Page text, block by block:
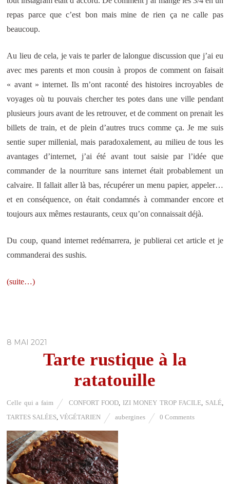
repas parce que c’est bon mais mine de rien ça ne calle pas
beaucoup.
Au lieu de cela, je vais te parler de lalongue discussion que j’ai eu
avec mes parents et mon cousin à propos de comment on faisait
« avant » internet. Ils m’ont raconté des histoires incroyables de
voyages où tu pouvais chercher tes potes dans une ville pendant
plusieurs jours avant de les retrouver, et de comment on prenait les
billets de train, et de plein d’autres trucs comme ça. Je me suis
sentie super millenial, mais paradoxalement, au milieu de tous les
avantages d’internet, j’ai été avant tout saisie par l’idée que
commander de la nourriture sans internet était probablement un
calvaire. Il fallait aller là bas, récupérer un menu papier, appeler…
et en conséquence, on était condamnés à commander encore et
toujours aux mêmes restaurants, ceux qu’on connaissait déjà.
Du coup, quand internet redémarrera, je publierai cet article et je
commanderai des sushis.
(suite…)
8 MAI 2021
Tarte rustique à la
ratatouille
Celle qui a faim CONFORT FOOD, IZI MONEY TROP FACILE, SALÉ,
TARTES SALÉES,VÉGÉTARIEN aubergines 0 Comments